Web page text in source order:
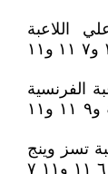
اللاعبة
البلجيكية تبني جيليس ٣ ٢ بنتائج أشواط ٧ ١١ و٧ ١١ و١١
الفرنسية
اينورا فيلارد ٣ ١ بنتائج أشواط ١١ ٧؛ و١١ ٤ و٩ ١١ و١١
تسز وينج
تونج من دولة هونج كونج ٣ ١ بنتائج أشواط ٦ ١١ و١١ ٧